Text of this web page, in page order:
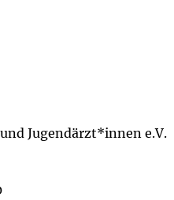
Jugendärzt*innen e.V.